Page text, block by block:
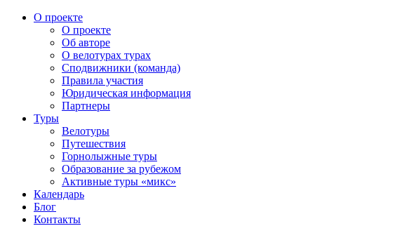
О проекте
О проекте
Об авторе
О велотурах турах
Сподвижники (команда)
Правила участия
Юридическая информация
Партнеры
Туры
Велотуры
Путешествия
Горнолыжные туры
Образование за рубежом
Активные туры «микс»
Календарь
Блог
Контакты